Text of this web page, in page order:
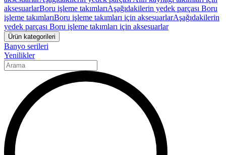
aksesuarlarBoru işleme takımlarıAşağıdakilerin yedek parçası Boru
işleme takımlarıBoru işleme takımları için aksesuarlarAşağıdakilerin
yedek parçası Boru işleme takımları için aksesuarlar
Ürün kategorileri
Banyo serileri
Yenilikler